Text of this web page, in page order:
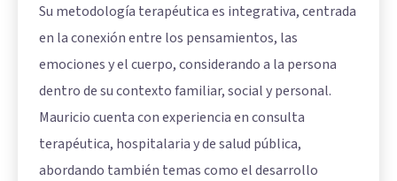
Su metodología terapéutica es integrativa, centrada
en la conexión entre los pensamientos, las
emociones y el cuerpo, considerando a la persona
dentro de su contexto familiar, social y personal.
Mauricio cuenta con experiencia en consulta
terapéutica, hospitalaria y de salud pública,
abordando también temas como el desarrollo